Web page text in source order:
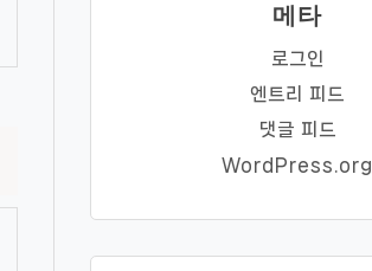
메타
로그인
엔트리 피드
댓글 피드
WordPress.org